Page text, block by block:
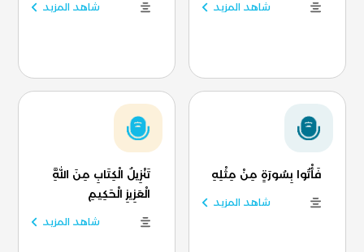
شاهد المزيد شاهد المزيد
فَأْتُوا بِسُورَةٍ مِنْ مِثْلِهِ
شاهد المزيد
تَنْزِيلُ الْكِتَابِ مِنَ اللَّهِ
الْعَزِيزِ الْحَكِيمِ
شاهد المزيد